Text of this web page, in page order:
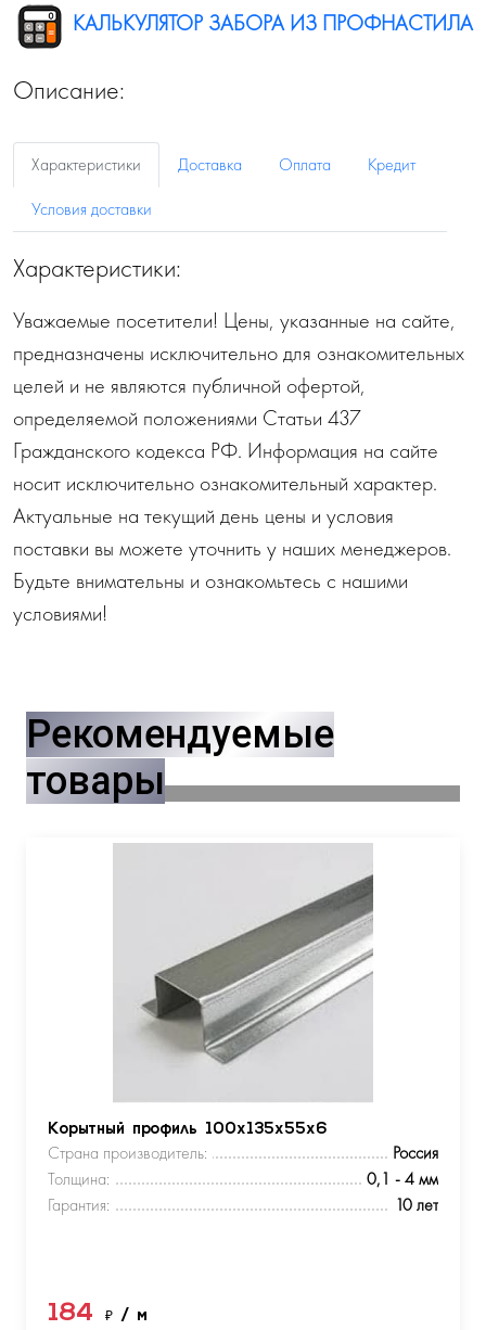
КАЛЬКУЛЯТОР ЗАБОРА ИЗ ПРОФНАСТИЛА
Описание:
Характеристики Доставка Оплата
Кредит
Условия доставки
Характеристики:
Уважаемые посетители! Цены, указанные на сайте,
предназначены исключительно для ознакомительных
целей и не являются публичной офертой,
определяемой положениями Статьи 437
Гражданского кодекса РФ. Информация на сайте
носит исключительно ознакомительный характер.
Актуальные на текущий день цены и условия
поставки вы можете уточнить у наших менеджеров.
Будьте внимательны и ознакомьтесь с нашими
условиями!
Рекомендуемые
товары
Корытный профиль 100х135х55х6
Страна производитель:
Россия
Толщина:
0,1 - 4 мм
Гарантия:
10 лет
184 ₽ / м